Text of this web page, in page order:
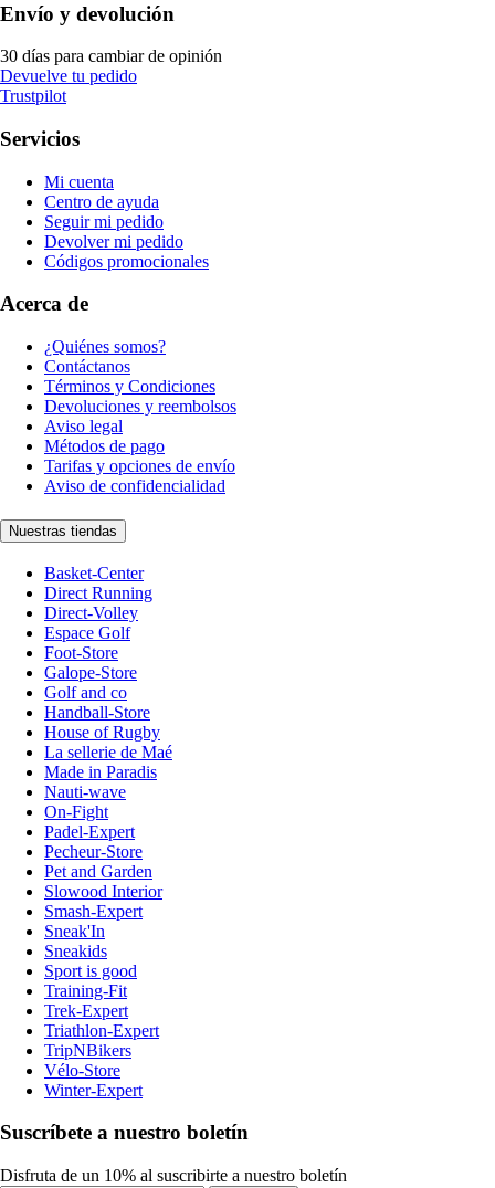
Envío y devolución
30 días para cambiar de opinión
Devuelve tu pedido
Trustpilot
Servicios
Mi cuenta
Centro de ayuda
Seguir mi pedido
Devolver mi pedido
Códigos promocionales
Acerca de
¿Quiénes somos?
Contáctanos
Términos y Condiciones
Devoluciones y reembolsos
Aviso legal
Métodos de pago
Tarifas y opciones de envío
Aviso de confidencialidad
Nuestras tiendas
Basket-Center
Direct Running
Direct-Volley
Espace Golf
Foot-Store
Galope-Store
Golf and co
Handball-Store
House of Rugby
La sellerie de Maé
Made in Paradis
Nauti-wave
On-Fight
Padel-Expert
Pecheur-Store
Pet and Garden
Slowood Interior
Smash-Expert
Sneak'In
Sneakids
Sport is good
Training-Fit
Trek-Expert
Triathlon-Expert
TripNBikers
Vélo-Store
Winter-Expert
Suscríbete a nuestro boletín
Disfruta de un 10% al suscribirte a nuestro boletín